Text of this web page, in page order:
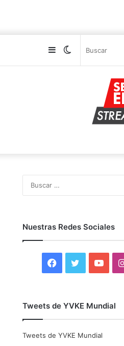
Switch
Sidebar
Nuestras Redes Sociales
F
c
i
Y
u
Tweets de YVKE Mundial
Tweets de YVKE Mundial